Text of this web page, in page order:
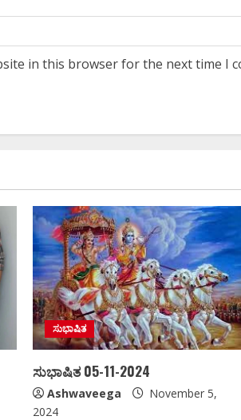
in this browser for the next time I
ಸುಭಾಷಿತ
ಸುಭಾಷಿತ 05-11-2024
Ashwaveega
November 5,
2024
ಚಿತ್ರರಂಗಕ್ಕೆ ದೊಡ್ಡ